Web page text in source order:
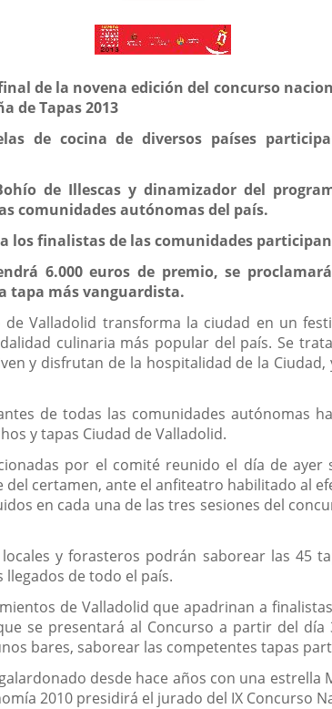
de la novena edición del concurso
de Tapas 2013
de cocina de diversos países
de Illescas y dinamizador del
comunidades autónomas del país.
los finalistas de las comunidades
6.000 euros de premio, se
tapa más vanguardista.
Valladolid transforma la ciudad en un
culinaria más popular del país. Se
y disfrutan de la hospitalidad de la
de todas las comunidades autónomas
y tapas Ciudad de Valladolid.
por el comité reunido el día de
del certamen, ante el anfiteatro habilitado al
en cada una de las tres sesiones del
y forasteros podrán saborear las 45
de todo el país.
de Valladolid que apadrinan a
se presentará al Concurso a partir del
bares, saborear las competentes tapas
desde hace años con una
2010 presidirá el jurado del IX Concurso